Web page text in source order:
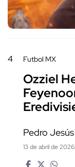
4 Futbol MX
Ozziel
Pedro
13 de abril de 2026